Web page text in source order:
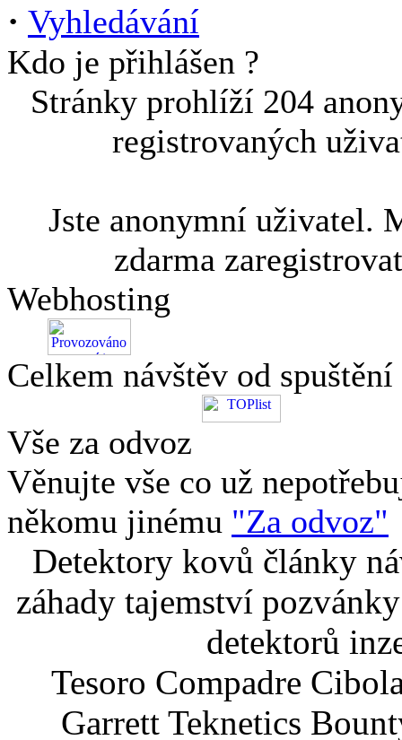
· Vyhledávání
Kdo je přihlášen ?
Stránky prohlíží 204
registrovaných
Jste anonymní uživatel.
zdarma
Webhosting
Celkem návštěv od
Vše za odvoz
Věnujte vše co už
někomu jinému "Za odvoz"
Detektory kovů články
záhady tajemství
detektorů
Tesoro Compadre
Garrett Teknetics